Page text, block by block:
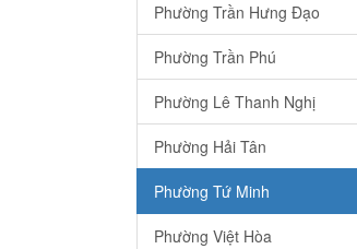
Phường Trần Hưng Đạo
Phường Trần Phú
Phường Lê Thanh Nghị
Phường Hải Tân
Phường Tứ Minh
Phường Việt Hòa